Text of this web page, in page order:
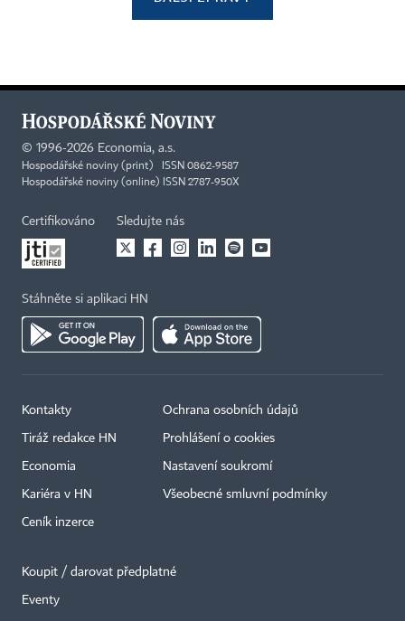
© 1996-2026 Economia, a.s.
Hospodářské noviny (print) ISSN 0862-9587
Hospodářské noviny (online) ISSN 2787-950X
Certifikováno Sledujte nás
Stáhněte si aplikaci HN
Kontakty
Tiráž redakce HN
Economia
Kariéra v HN
Ceník inzerce
Ochrana osobních údajů
Prohlášení o cookies
Nastavení soukromí
Všeobecné smluvní podmínky
Koupit / darovat předplatné
Eventy